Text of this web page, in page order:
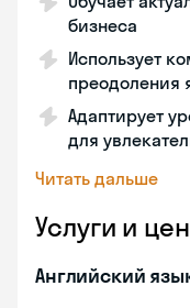
бизнеса
Использует
преодоления
Адаптирует
для
Читать дальше
Услуги и
Английский